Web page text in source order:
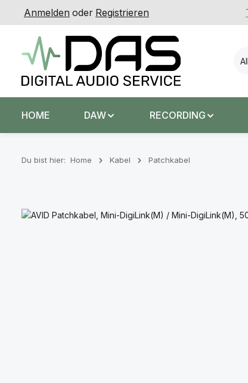
Hauptinhalt springen
Zur Suche springen
Zur Hauptnavigation springen
Anmelden oder Registrieren
HOME DAW RECORDING
Du bist hier: Home Kabel Patchkabel
Bildergalerie überspringen